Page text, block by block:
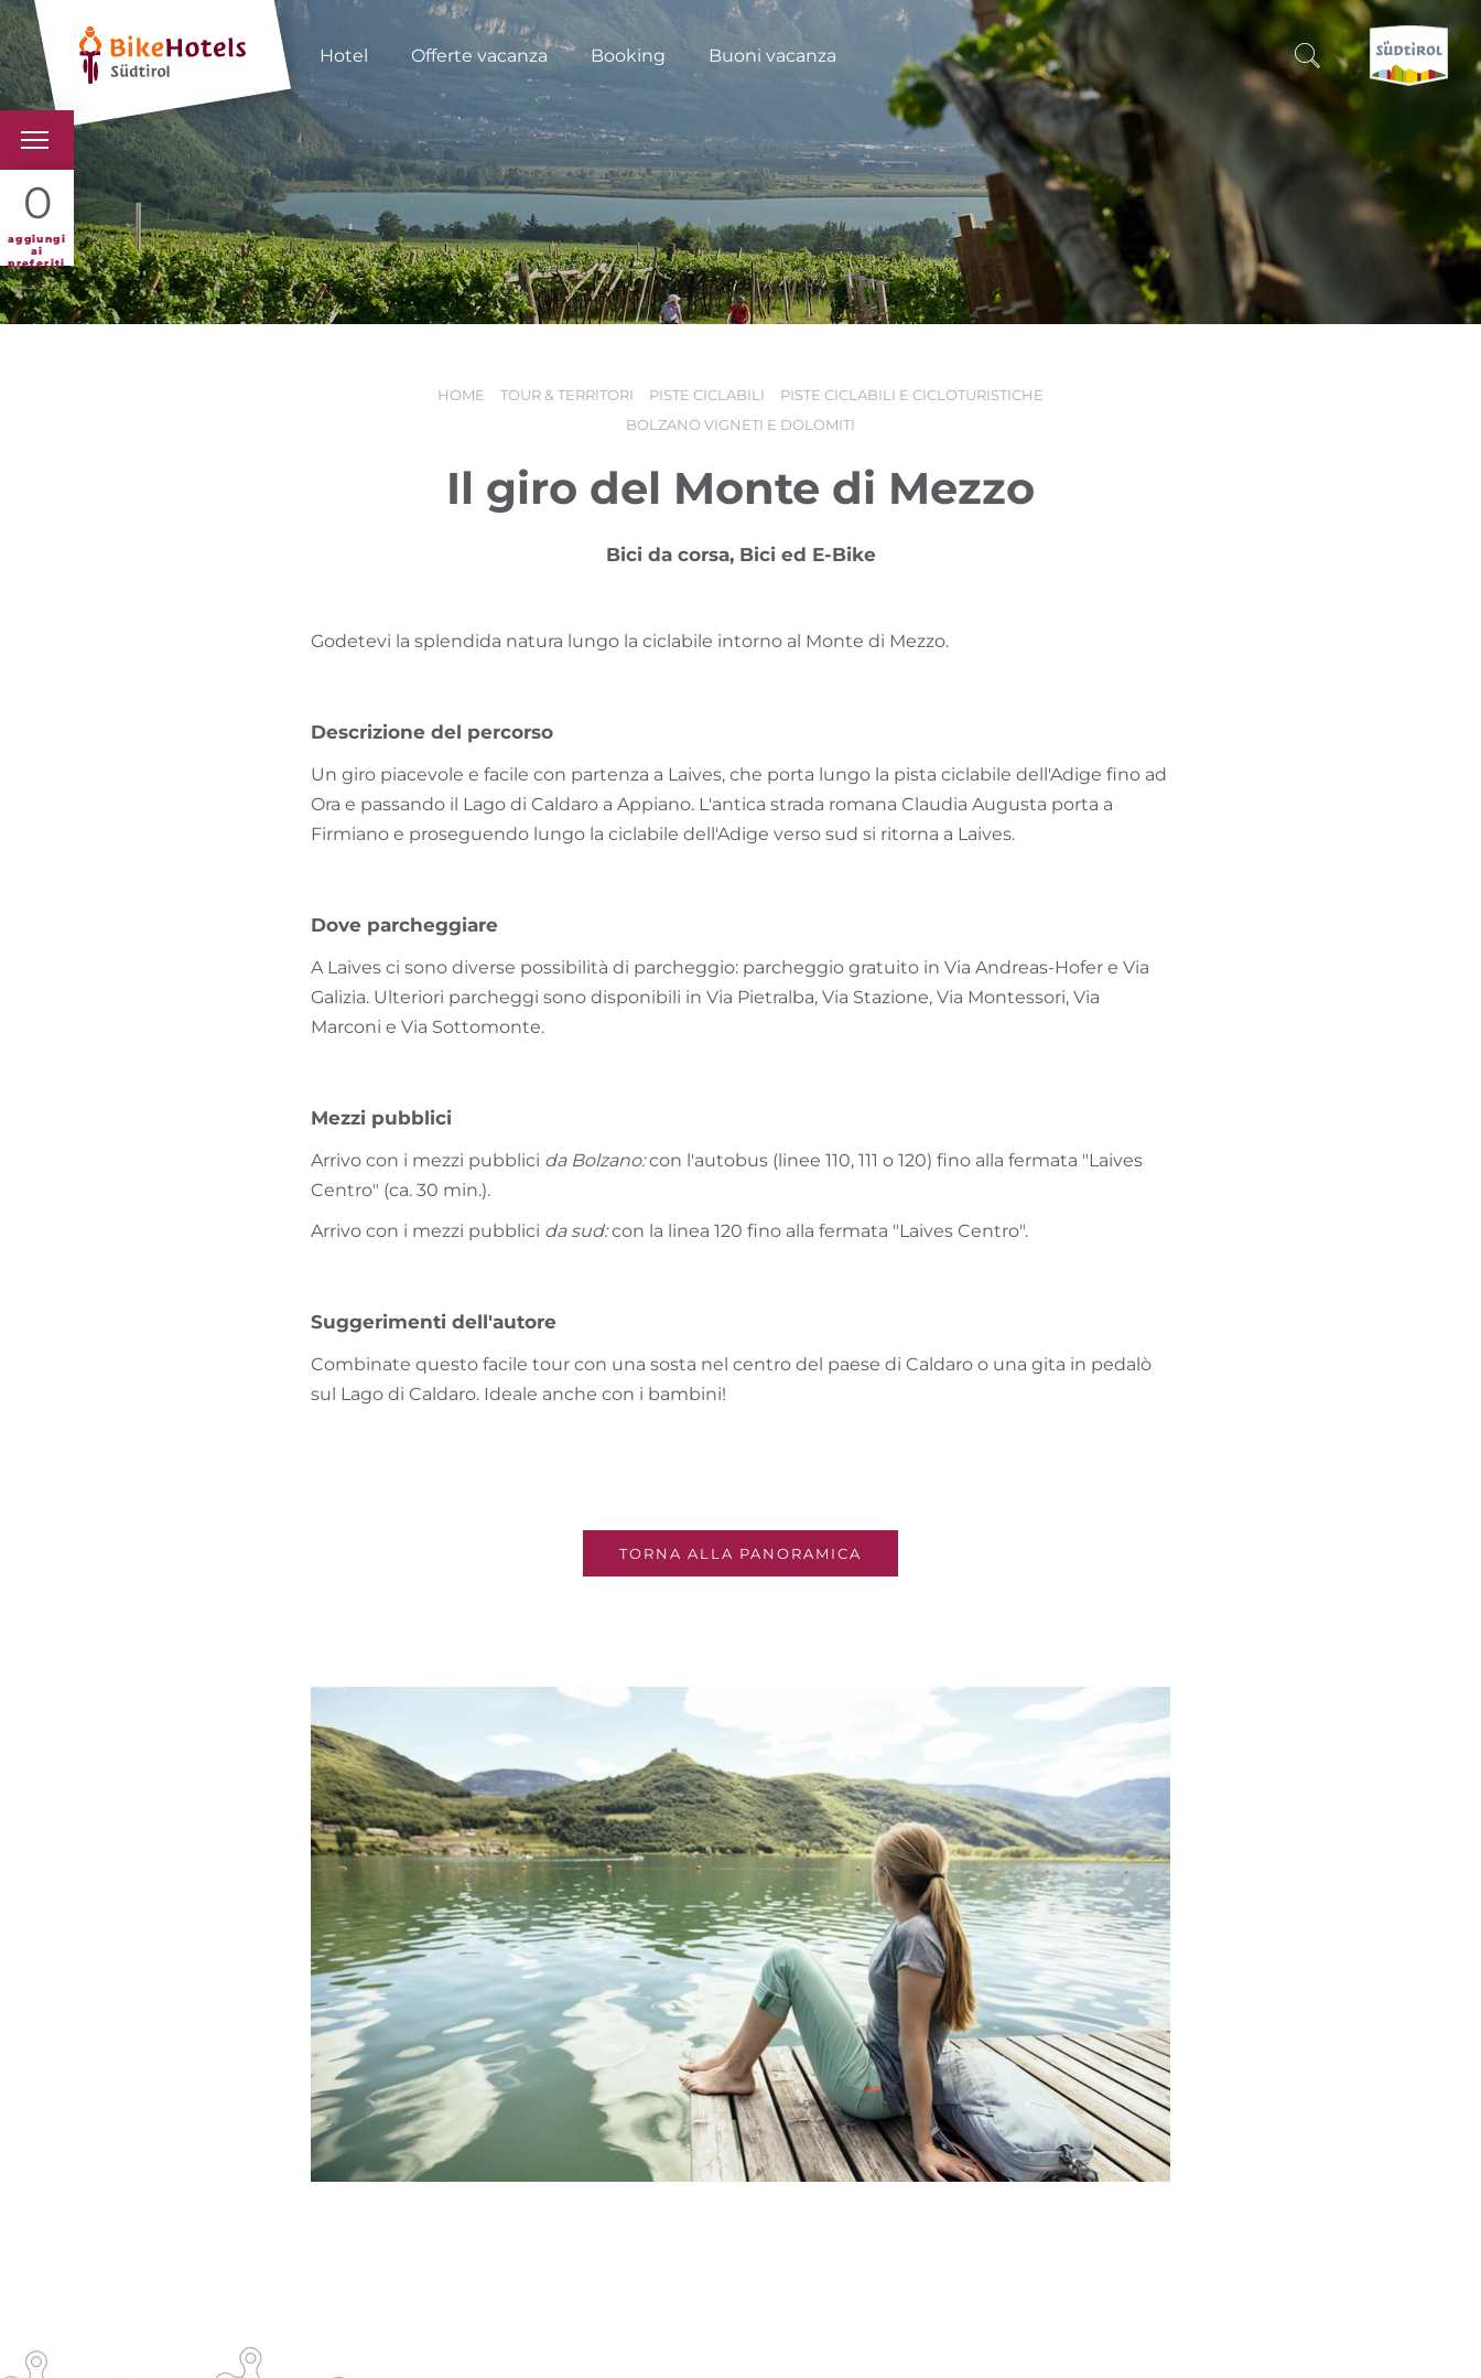
Hotel Offerte vacanza Booking Buoni vacanza
0
aggiungi
ai
preferiti
BIKEHOTELS
HOTELS & PACCHETTI
TOUR & TERRITORI
CERCA E PRENOTA
SCOPRI L'ALTO ADIGE
QUANDO?
HOME TOUR & TERRITORI PISTE CICLABILI
PISTE CICLABILI E CICLOTURISTICHE
BOLZANO VIGNETI E DOLOMITI
Il giro del Monte di Mezzo
Bici da corsa, Bici ed E-Bike
Godetevi la splendida natura lungo la ciclabile intorno al Monte di Mezzo.
Descrizione del percorso
Un giro piacevole e facile con partenza a Laives, che porta lungo la pista ciclabile dell'Adige fino ad
Ora e passando il Lago di Caldaro a Appiano. L'antica strada romana Claudia Augusta porta a
Firmiano e proseguendo lungo la ciclabile dell'Adige verso sud si ritorna a Laives.
Dove parcheggiare
A Laives ci sono diverse possibilità di parcheggio: parcheggio gratuito in Via Andreas-Hofer e Via
Galizia. Ulteriori parcheggi sono disponibili in Via Pietralba, Via Stazione, Via Montessori, Via
Marconi e Via Sottomonte.
Mezzi pubblici
Arrivo con i mezzi pubblici da Bolzano:con l'autobus (linee 110, 111 o 120) fino alla fermata "Laives
Centro" (ca. 30 min.).
Arrivo con i mezzi pubblici da sud:con la linea 120 fino alla fermata "Laives Centro".
Suggerimenti dell'autore
Combinate questo facile tour con una sosta nel centro del paese di Caldaro o una gita in pedalò
sul Lago di Caldaro. Ideale anche con i bambini!
TORNA ALLA PANORAMICA